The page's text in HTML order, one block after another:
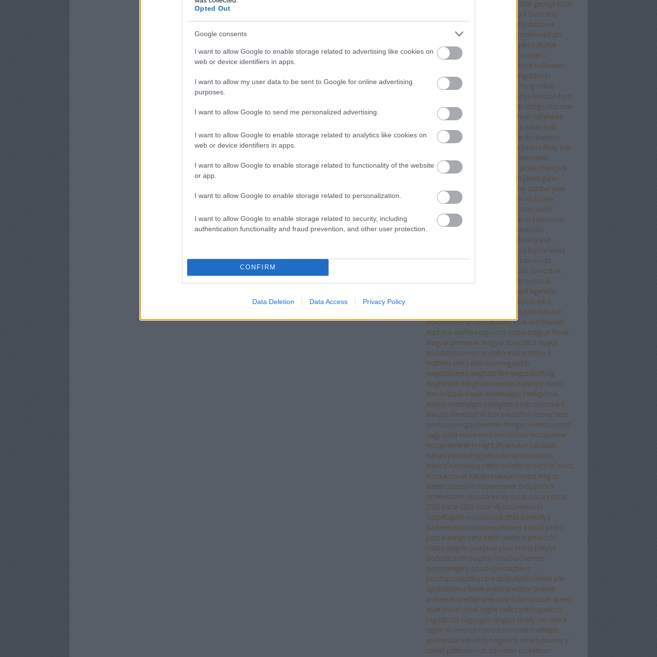
Opted Out
Google consents
I want to allow Google to enable storage related to advertising like cookies on
web or device identifiers in apps.
I want to allow my user data to be sent to Google for online advertising
purposes.
I want to allow Google to send me personalized advertising.
I want to allow Google to enable storage related to analytics like cookies on
web or device identifiers in apps.
I want to allow Google to enable storage related to functionality of the website
or app.
I want to allow Google to enable storage related to personalization.
I want to allow Google to enable storage related to security, including
authentication functionality and fraud prevention, and other user protection.
CONFIRM
Data Deletion Data Access Privacy Policy
gengszter george lucas
ghoul Giancarlo
Espositogodzilla
gólyatáborok
gonosz halott grindenwald gta
gyerekkorgyereknap
gyilkos állatok
hajnalhasadás
halálos kitérő
hallgatói önkormányzat halloween
halottak napja
hangutánzás
hangutánzó
hang nélkül
harcosok klubja harrison ford
harry potter
hawk tuah hbogo hbo max
hellbound
hetedik hírex hófehérke
hugh jackman hulk
humor
időutazás időutazós filme ifjú sheldon
indiana jones infinity war
ismerkedés
ismertető
ítéletnap jackie chan jack
james cameron james gunn
jason momoa
jeffrey dahmer jelek
jigsaw
jim carrey john wick joker
jurassic world
kamaszok
karácsony keanu reeves kedvencek
kedvenc színész
kibeszélő
kis hableány kiút
klasszikus horror klíma
klipkontrollkopogás a kunyhóban korda
külföldi sorozatok
kulka jánoskülönösen veszélyes bűnözők
la casa de papel legendás
legénybúcsú extra
linkin park lista live
actionlovecraftlove actuallylove and thunder
mad max maffia magyarósi csaba magyar filmek
magyar premierek magyar sorozatok majka
mandalorian marvel mátrix matrix mátrix 4.
matthew perry max mcu megasztár
megdöbbentő megható film megszállottság
megtörtént mel gibson mentés másképp mentő
men in black mesék mesterséges intelligencia
meteor meterséges intelligencia mib micimackó
mikulás minecraft mi box s mobilfox money heist
morbius morgan freeman Morgan Freeman most
vagy soha movie mozi moziműsor mozipremier
mozipremierek m night shyamalan nánásiék
nánási pál napfogyatkozás narcos narcos
mexico nav nessaj netflix nevetés ne nézz fel nincs
hazaút novák katalin nukleáris nyerd meg az
életed obsession oppenheimer ördög nóra
örökkévalók oroszlánkirály oscar oscars oscar
2022 oscar 2023 oscar díj összeesküvés
összefoglaló ovizsaru pál attila pamkutya
párkeresés paródia peacemaker pedofil pedro
pascal penge pénz petőfi piedone pindroch
csaba pingvin pixa pixar pixar teória pletyka
podcast poén pogány induló pókember
ponyvaregény poszt-apokaliptikus
posztapokaliptikus pre-apokaliptikis filmek pre-
apokaliptikus filmek préda predator premier
premierek prestige prey pulp fiction puzsér queen
quiet place rachel zegler radics peti ragadozó
ragadozók ragyogás rangsor reality red notice
regán lili rendező resurrections retro rettegés
arkhamban return to hogwarts robert downey jr
robert pattinson rob schneider rocketman